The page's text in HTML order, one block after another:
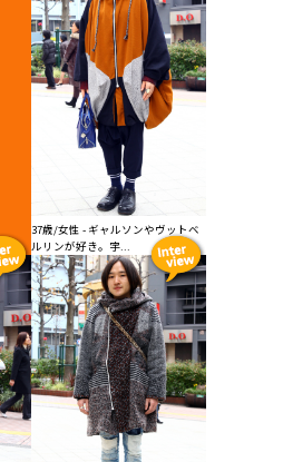
37歳/女性 - ギャルソンやヴットベ
ルリンが好き。宇...